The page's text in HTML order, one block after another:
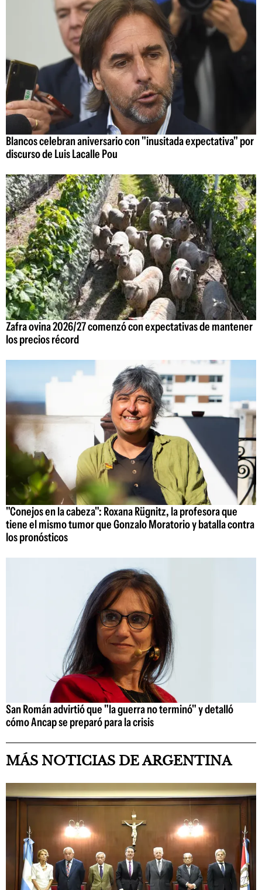
Blancos celebran aniversario con "inusitada expectativa" por
discurso de Luis Lacalle Pou
Zafra ovina 2026/27 comenzó con expectativas de mantener
los precios récord
"Conejos en la cabeza": Roxana Rügnitz, la profesora que
tiene el mismo tumor que Gonzalo Moratorio y batalla contra
los pronósticos
San Román advirtió que "la guerra no terminó" y detalló
cómo Ancap se preparó para la crisis
MÁS NOTICIAS DE ARGENTINA